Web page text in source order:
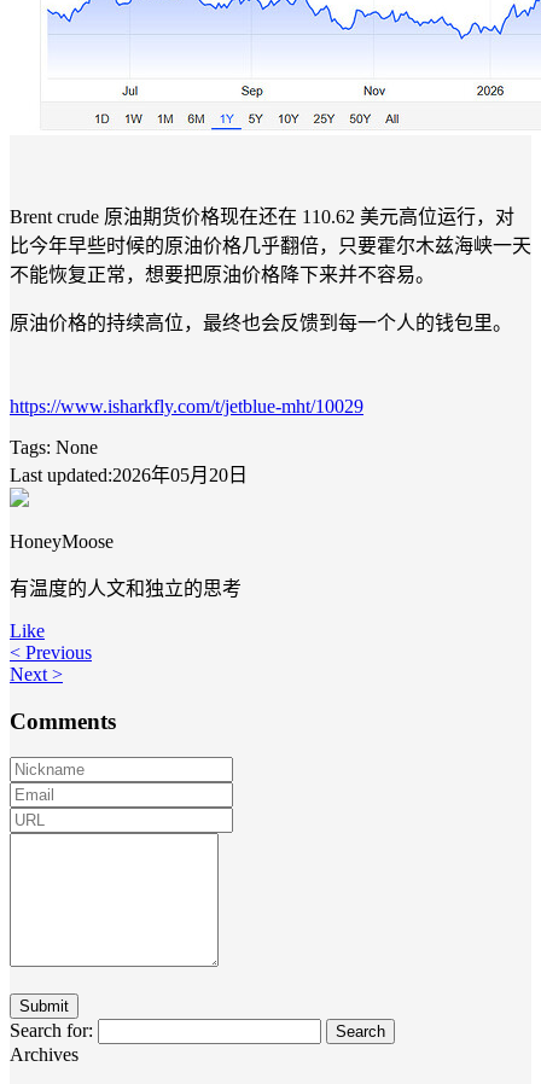
Brent crude 原油期货价格现在还在 110.62 美元高位运行，对
比今年早些时候的原油价格几乎翻倍，只要霍尔木兹海峡一天
不能恢复正常，想要把原油价格降下来并不容易。
原油价格的持续高位，最终也会反馈到每一个人的钱包里。
https://www.isharkfly.com/t/jetblue-mht/10029
Tags: None
Last updated:2026年05月20日
HoneyMoose
有温度的人文和独立的思考
Like
< Previous
Next >
Comments
Search for:
Archives